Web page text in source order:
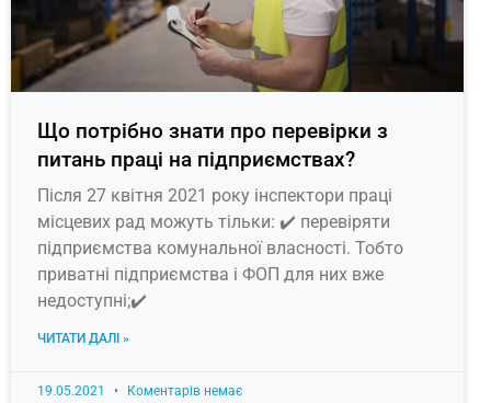
Що потрібно знати про перевірки з
питань праці на підприємствах?
Після 27 квітня 2021 року інспектори праці
місцевих рад можуть тільки: ✔️ перевіряти
підприємства комунальної власності. Тобто
приватні підприємства і ФОП для них вже
недоступні;✔️
ЧИТАТИ ДАЛІ »
19.05.2021 Коментарів немає